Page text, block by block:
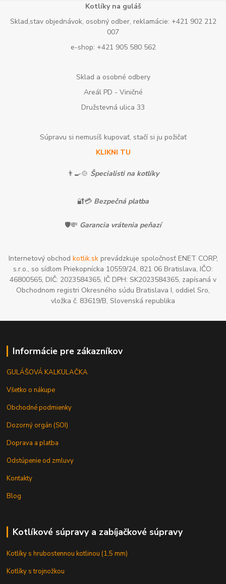
Kotlíky na guláš
Sklad,stav objednávok, osobný odber, reklamácie: +421 902 212
007
e-shop: +421 905 580 562
Sklad a osobné odbery
Areál PD - Viničné
Družstevná ulica 33
Súpravu si nemusíš kupovať, stačí si ju požičať
KLIKNI TU
👨‍🍳🍲 Špecialisti na kotlíky
🔐💳 Bezpečná platba
🛡️💸 Garancia vrátenia peňazí
Internetový obchod kotlik.skprevádzkuje spoločnosť ENET CORP,
s.r.o., so sídlom Priekopnícka 10559/24, 821 06 Bratislava, IČO:
46800565, DIČ: 2023584365, IČ DPH: SK2023584365, zapísaná v
Obchodnom registri Okresného súdu Bratislava I, oddiel Sro,
vložka č. 83619/B, Slovenská republika
Informácie pre zákazníkov
GULÁŠOVÁ KALKULAČKA
Všetko o nákupe
Obchodné podmienky
Dozorný orgán (SOI)
Doprava a platba
Odstúpenie od zmluvy
Kontakty
Blog
Kotlíkové súpravy a zabíjačkové súpravy
Kotlíky s hrubostennou kotlinou (1,5 mm)
Kotlíky s trojnožkou